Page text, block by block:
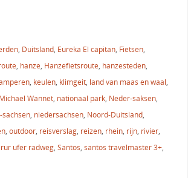
, Duitsland, Eureka El capitan, Fietsen,
, hanze, Hanzefietsroute, hanzesteden,
, keulen, klimgeit, land van maas en waal,
Michael Wannet, nationaal park, Neder-saksen,
sachsen, niedersachsen, Noord-Duitsland,
, outdoor, reisverslag, reizen, rhein, rijn, rivier,
rur ufer radweg, Santos, santos travelmaster 3+,